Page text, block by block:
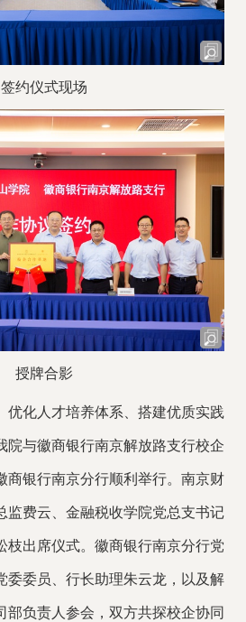
签约仪式现场
授牌合影
优化人才培养体系、搭建优质实践
院与徽商银行南京解放路支行校企
银行南京分行顺利举行。 南京财
费云、 金融税收学院党总支书记
枝出席仪式。徽商银行南京分行党
委委员、行长助理朱云龙，以及解
部负责人 参会， 双方共探校企协同